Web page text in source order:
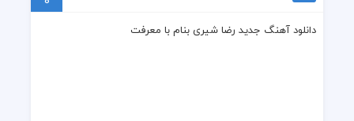
دانلود آهنگ جدید رضا شیری بنام با معرفت